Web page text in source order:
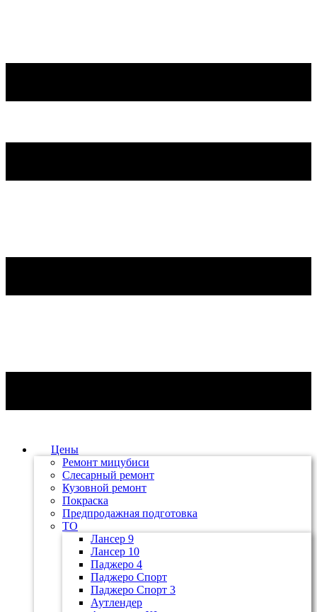
Цены
Ремонт мицубиси
Слесарный ремонт
Кузовной ремонт
Покраска
Предпродажная подготовка
ТО
Лансер 9
Лансер 10
Паджеро 4
Паджеро Спорт
Паджеро Спорт 3
Аутлендер